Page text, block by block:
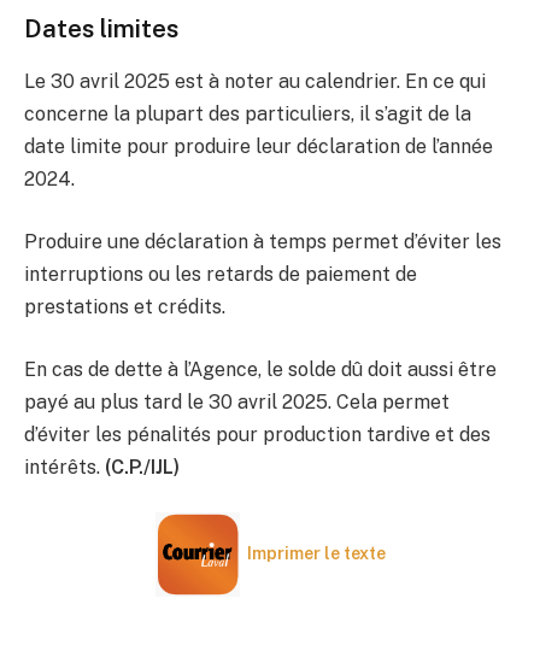
Dates limites
Le 30 avril 2025 est à noter au calendrier. En ce qui
concerne la plupart des particuliers, il s’agit de la
date limite pour produire leur déclaration de l’année
2024.
Produire une déclaration à temps permet d’éviter les
interruptions ou les retards de paiement de
prestations et crédits.
En cas de dette à l’Agence, le solde dû doit aussi être
payé au plus tard le 30 avril 2025. Cela permet
d’éviter les pénalités pour production tardive et des
intérêts. (C.P./IJL)
Imprimer le texte